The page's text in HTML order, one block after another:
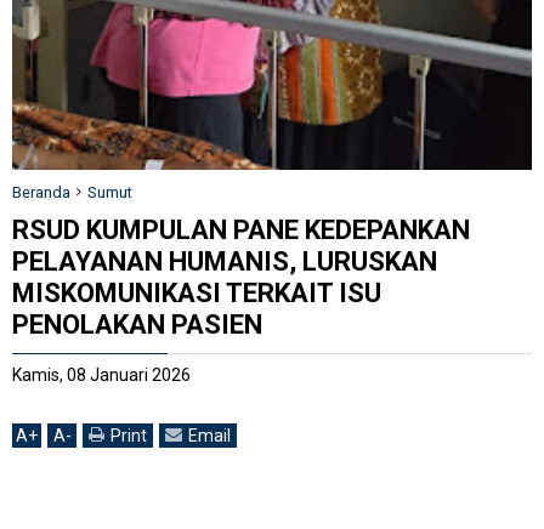
Beranda Sumut
RSUD KUMPULAN PANE KEDEPANKAN
PELAYANAN HUMANIS, LURUSKAN
MISKOMUNIKASI TERKAIT ISU
PENOLAKAN PASIEN
Kamis, 08 Januari 2026
A+ A- Print Email